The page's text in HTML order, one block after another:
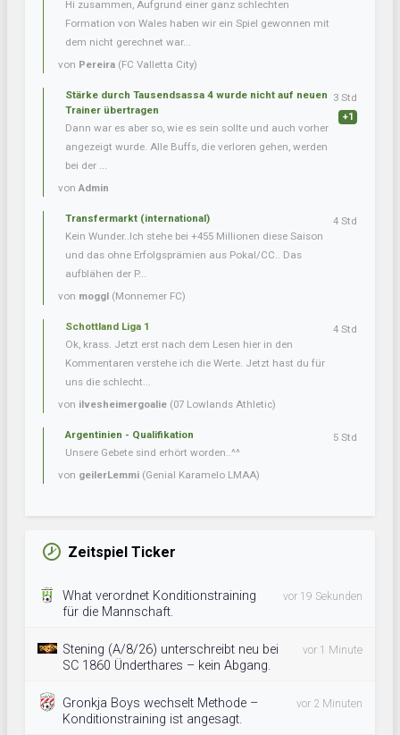
Hi zusammen, Aufgrund einer ganz schlechten
Formation von Wales haben wir ein Spiel gewonnen mit
dem nicht gerechnet war...
von Pereira (FC Valletta City)
Stärke durch Tausendsassa 4 wurde nicht auf neuen
Trainer übertragen
Dann war es aber so, wie es sein sollte und auch vorher
angezeigt wurde. Alle Buffs, die verloren gehen, werden
bei der ...
vonAdmin
3 Std
+1
Transfermarkt (international)
Kein Wunder..Ich stehe bei +455 Millionen diese Saison
und das ohne Erfolgsprämien aus Pokal/CC.. Das
aufblähen der P...
von moggl (Monnemer FC)
4 Std
Schottland Liga 1
Ok, krass. Jetzt erst nach dem Lesen hier in den
Kommentaren verstehe ich die Werte. Jetzt hast du für
uns die schlecht...
von ilvesheimergoalie (07 Lowlands Athletic)
4 Std
Argentinien - Qualifikation
Unsere Gebete sind erhört worden..^^
von geilerLemmi (Genial Karamelo LMAA)
5 Std
Zeitspiel Ticker
What verordnet Konditionstraining
für die Mannschaft.
vor 19 Sekunden
Stening (A/8/26) unterschreibt neu bei
SC 1860 Ünderthares – kein Abgang.
vor 1 Minute
Gronkja Boys wechselt Methode –
Konditionstraining ist angesagt.
vor 2 Minuten